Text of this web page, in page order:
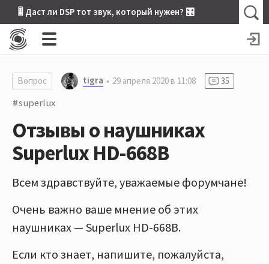
🎚 Даст ли DSP тот звук, который нужен? 🎛
Вопрос tigra 29 апреля 2020 в 11:08 35
superlux
Отзывы о наушниках
Superlux HD-668B
Всем здравствуйте, уважаемые форумчане!
Очень важно ваше мнение об этих
наушниках — Superlux HD-668B.
Если кто знает, напишите, пожалуйста,